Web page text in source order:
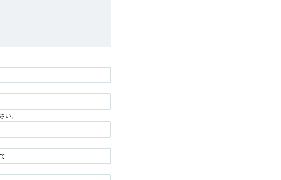
い。